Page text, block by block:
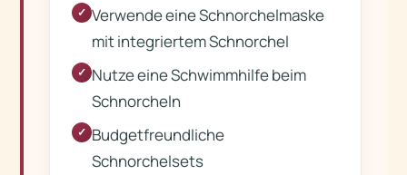
✓ Verwende eine Schnorchelmaske
mit integriertem Schnorchel
✓ Nutze eine Schwimmhilfe beim
Schnorcheln
✓ Budgetfreundliche
Schnorchelsets